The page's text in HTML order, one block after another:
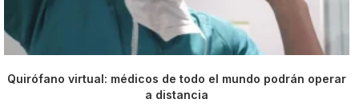
Quirófano virtual: médicos de todo el mundo podrán operar
a distancia